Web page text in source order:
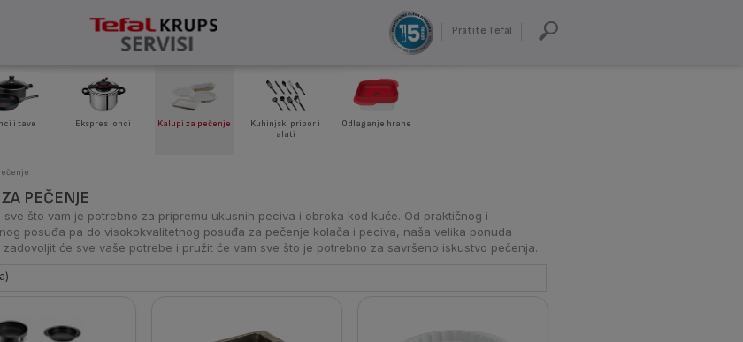
Pratite Tefal
i tave Ekspres lonci Kalupi za pečenje
Kuhinjski pribor i
alati
Odlaganje hrane
PEČENJE
sve što vam je potrebno za pripremu ukusnih peciva i obroka kod kuće. Od praktičnog i
posuđa pa do visokokvalitetnog posuđa za pečenje kolača i peciva, naša velika ponuda
zadovoljit će sve vaše potrebe i pružit će vam sve što je potrebno za savršeno iskustvo pečenja.